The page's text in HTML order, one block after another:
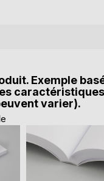
Exemple
varier).